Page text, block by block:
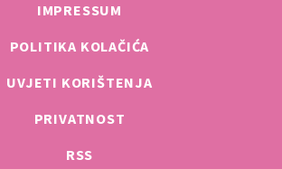
IMPRESSUM
POLITIKA KOLAČIĆA
UVJETI KORIŠTENJA
PRIVATNOST
RSS